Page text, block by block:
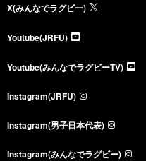
X(みんなでラグビー)
Youtube(JRFU)
Youtube(みんなでラグビーTV)
Instagram(JRFU)
Instagram(男子日本代表)
Instagram(みんなでラグビー)